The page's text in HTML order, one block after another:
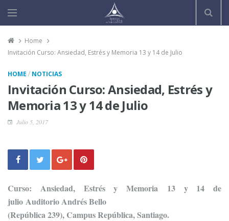
Home
Invitación Curso: Ansiedad, Estrés y Memoria 13 y 14 de Julio
HOME / NOTICIAS
Invitación Curso: Ansiedad, Estrés y
Memoria 13 y 14 de Julio
Julio 5, 2017
Curso: Ansiedad, Estrés y Memoria 13 y 14 de
julio Auditorio Andrés Bello
(República 239), Campus República, Santiago.